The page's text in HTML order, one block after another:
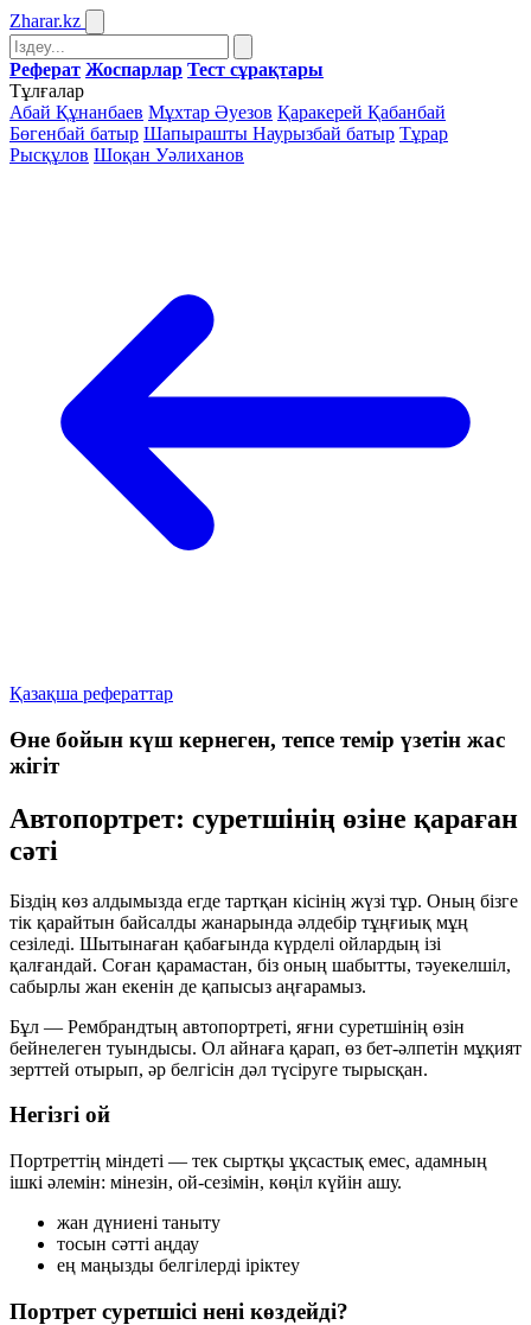
Zharar.kz
Реферат Жоспарлар Тест сұрақтары
Тұлғалар
Абай Құнанбаев Мұхтар Әуезов Қаракерей Қабанбай
Бөгенбай батыр Шапырашты Наурызбай батыр Тұрар
Рысқұлов Шоқан Уәлиханов
Қазақша рефераттар
Өне бойын күш кернеген, тепсе темір үзетін жас
жігіт
Автопортрет: суретшінің өзіне қараған
сәті
Біздің көз алдымызда егде тартқан кісінің жүзі тұр. Оның бізге
тік қарайтын байсалды жанарында әлдебір тұңғиық мұң
сезіледі. Шытынаған қабағында күрделі ойлардың ізі
қалғандай. Соған қарамастан, біз оның шабытты, тәуекелшіл,
сабырлы жан екенін де қапысыз аңғарамыз.
Бұл — Рембрандтың автопортреті, яғни суретшінің өзін
бейнелеген туындысы. Ол айнаға қарап, өз бет-әлпетін мұқият
зерттей отырып, әр белгісін дәл түсіруге тырысқан.
Негізгі ой
Портреттің міндеті — тек сыртқы ұқсастық емес, адамның
ішкі әлемін: мінезін, ой-сезімін, көңіл күйін ашу.
жан дүниені таныту
тосын сәтті аңдау
ең маңызды белгілерді іріктеу
Портрет суретшісі нені көздейді?